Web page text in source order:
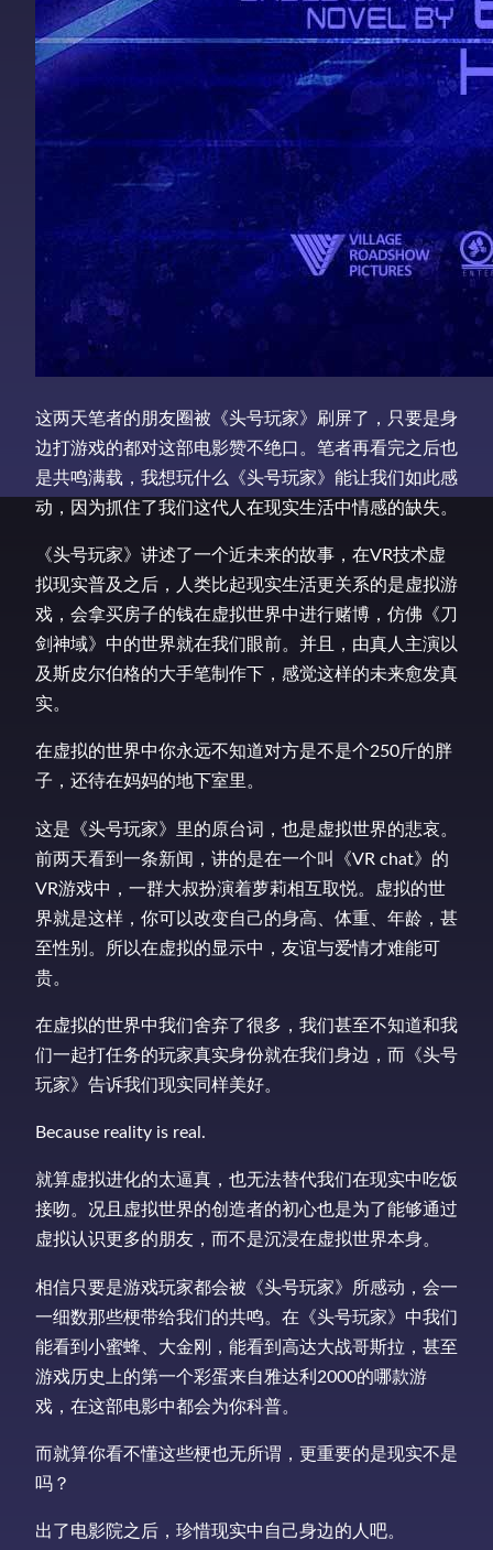
这两天笔者的朋友圈被《头号玩家》刷屏了，只要是身
边打游戏的都对这部电影赞不绝口。笔者再看完之后也
是共鸣满载，我想玩什么《头号玩家》能让我们如此感
动，因为抓住了我们这代人在现实生活中情感的缺失。
《头号玩家》讲述了一个近未来的故事，在VR技术虚
拟现实普及之后，人类比起现实生活更关系的是虚拟游
戏，会拿买房子的钱在虚拟世界中进行赌博，仿佛《刀
剑神域》中的世界就在我们眼前。并且，由真人主演以
及斯皮尔伯格的大手笔制作下，感觉这样的未来愈发真
实。
在虚拟的世界中你永远不知道对方是不是个250斤的胖
子，还待在妈妈的地下室里。
这是《头号玩家》里的原台词，也是虚拟世界的悲哀。
前两天看到一条新闻，讲的是在一个叫《VR chat》的
VR游戏中，一群大叔扮演着萝莉相互取悦。虚拟的世
界就是这样，你可以改变自己的身高、体重、年龄，甚
至性别。所以在虚拟的显示中，友谊与爱情才难能可
贵。
在虚拟的世界中我们舍弃了很多，我们甚至不知道和我
们一起打任务的玩家真实身份就在我们身边，而《头号
玩家》告诉我们现实同样美好。
Because reality is real.
就算虚拟进化的太逼真，也无法替代我们在现实中吃饭
接吻。况且虚拟世界的创造者的初心也是为了能够通过
虚拟认识更多的朋友，而不是沉浸在虚拟世界本身。
相信只要是游戏玩家都会被《头号玩家》所感动，会一
一细数那些梗带给我们的共鸣。在《头号玩家》中我们
能看到小蜜蜂、大金刚，能看到高达大战哥斯拉，甚至
游戏历史上的第一个彩蛋来自雅达利2000的哪款游
戏，在这部电影中都会为你科普。
而就算你看不懂这些梗也无所谓，更重要的是现实不是
吗？
出了电影院之后，珍惜现实中自己身边的人吧。